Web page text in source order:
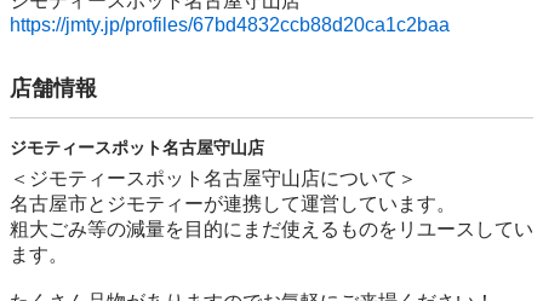
https://jmty.jp/profiles/67bd4832ccb88d20ca1c2baa
店舗情報
ジモティースポット名古屋守山店
＜ジモティースポット名古屋守山店について＞
名古屋市とジモティーが連携して運営しています。
粗⼤ごみ等の減量を⽬的にまだ使えるものをリユースしてい
ます。